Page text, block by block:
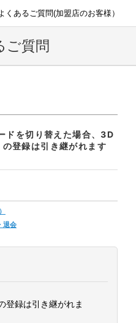
くあるご質問(加盟店のお客様）
ご質問
ドを切り替えた場合、3D
登録は引き継がれます
退会
登録は引き継がれま